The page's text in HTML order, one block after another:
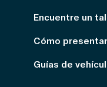
Encuentre un
Cómo
Guías de